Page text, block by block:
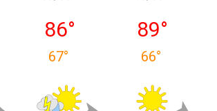
08
domingo, 09/08
86°
67°
lunes, 10/08
89°
66°